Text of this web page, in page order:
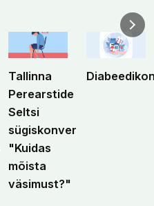
Tallinna
Perearstide
Seltsi
sügiskonverents
"Kuidas
mõista
väsimust?"